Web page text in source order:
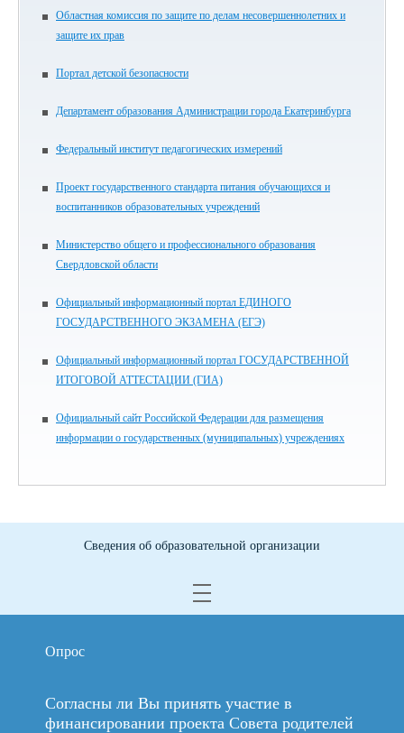
Областная комиссия по защите по делам несовершеннолетних и
защите их прав
Портал детской безопасности
Департамент образования Администрации города Екатеринбурга
Федеральный институт педагогических измерений
Проект государственного стандарта питания обучающихся и
воспитанников образовательных учреждений
Министерство общего и профессионального образования
Свердловской области
Официальный информационный портал ЕДИНОГО
ГОСУДАРСТВЕННОГО ЭКЗАМЕНА (ЕГЭ)
Официальный информационный портал ГОСУДАРСТВЕННОЙ
ИТОГОВОЙ АТТЕСТАЦИИ (ГИА)
Официальный сайт Российской Федерации для размещения
информации о государственных (муниципальных) учреждениях
Сведения об образовательной организации
Опрос
Согласны ли Вы принять участие в
финансировании проекта Совета родителей